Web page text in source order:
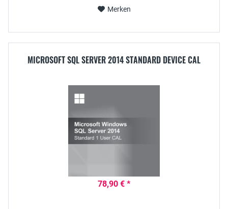
Merken
MICROSOFT SQL SERVER 2014 STANDARD DEVICE CAL
78,90 € *